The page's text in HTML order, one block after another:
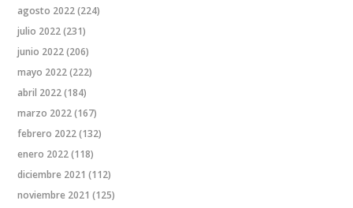
agosto 2022(224)
julio 2022(231)
junio 2022(206)
mayo 2022(222)
abril 2022(184)
marzo 2022(167)
febrero 2022(132)
enero 2022(118)
diciembre 2021 (112)
noviembre 2021 (125)